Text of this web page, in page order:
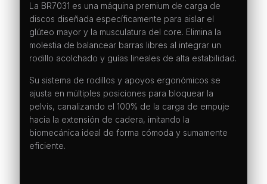
La BR7031 es una máquina premium de carga de
discos diseñada específicamente para aislar el
glúteo mayor y la musculatura del core. Elimina la
molestia de balancear barras libres al integrar un
rodillo acolchado y guías lineales de alta estabilidad.
Su sistema de rodillos y apoyos ergonómicos se
ajusta en múltiples posiciones para bloquear la
pelvis, canalizando el 100% de la carga de empuje
hacia la extensión de cadera, imitando la
biomecánica ideal de forma cómoda y sumamente
eficiente.